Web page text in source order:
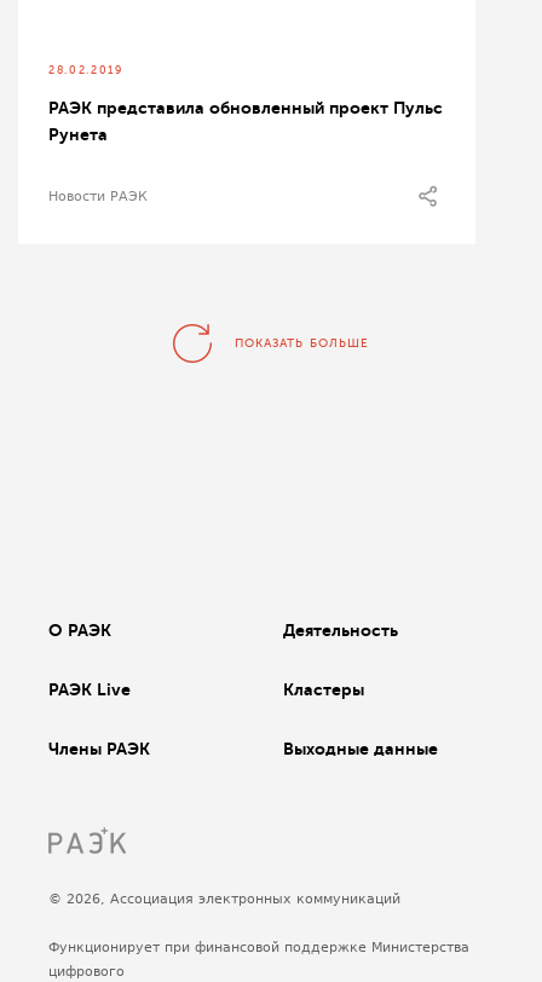
28.02.2019
РАЭК представила обновленный проект Пульс
Рунета
Новости РАЭК
ПОКАЗАТЬ БОЛЬШЕ
О РАЭК Деятельность
РАЭК Live Кластеры
Члены РАЭК Выходные данные
© 2026, Ассоциация электронных коммуникаций
Функционирует при финансовой поддержке Министерства
цифрового